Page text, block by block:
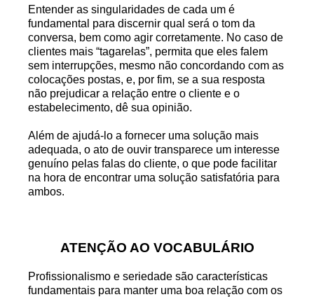
Entender as singularidades de cada um é
fundamental para discernir qual será o tom da
conversa, bem como agir corretamente. No caso de
clientes mais “tagarelas”, permita que eles falem
sem interrupções, mesmo não concordando com as
colocações postas, e, por fim, se a sua resposta
não prejudicar a relação entre o cliente e o
estabelecimento, dê sua opinião.
Além de ajudá-lo a fornecer uma solução mais
adequada, o ato de ouvir transparece um interesse
genuíno pelas falas do cliente, o que pode facilitar
na hora de encontrar uma solução satisfatória para
ambos.
ATENÇÃO AO VOCABULÁRIO
Profissionalismo e seriedade são características
fundamentais para manter uma boa relação com os